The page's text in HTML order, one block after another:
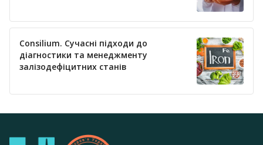
Consilium. Сучасні підходи до
діагностики та менеджменту
залізодефіцитних станів